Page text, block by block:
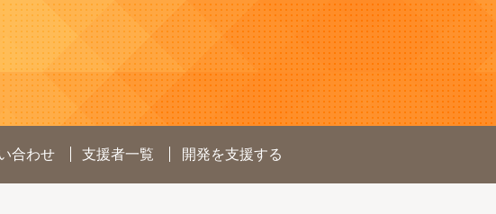
合わせ 支援者一覧 開発を支援する